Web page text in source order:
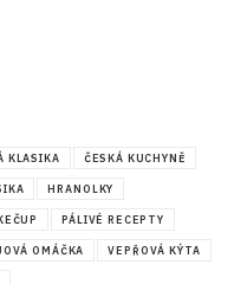
KLASIKA ČESKÁ KUCHYNĚ
HRANOLKY
PÁLIVÉ RECEPTY
OMÁČKA VEPŘOVÁ KÝTA